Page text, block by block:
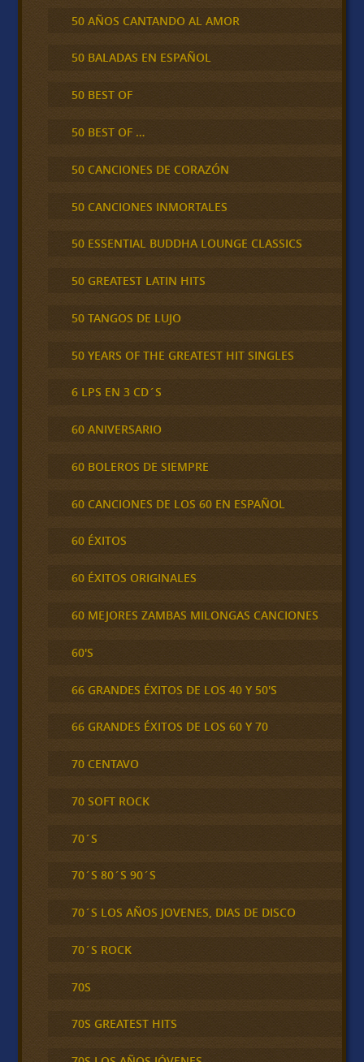
50 AÑOS CANTANDO AL AMOR
50 BALADAS EN ESPAÑOL
50 BEST OF
50 BEST OF …
50 CANCIONES DE CORAZÓN
50 CANCIONES INMORTALES
50 ESSENTIAL BUDDHA LOUNGE CLASSICS
50 GREATEST LATIN HITS
50 TANGOS DE LUJO
50 YEARS OF THE GREATEST HIT SINGLES
6 LPS EN 3 CD´S
60 ANIVERSARIO
60 BOLEROS DE SIEMPRE
60 CANCIONES DE LOS 60 EN ESPAÑOL
60 ÉXITOS
60 ÉXITOS ORIGINALES
60 MEJORES ZAMBAS MILONGAS CANCIONES
60'S
66 GRANDES ÉXITOS DE LOS 40 Y 50'S
66 GRANDES ÉXITOS DE LOS 60 Y 70
70 CENTAVO
70 SOFT ROCK
70´S
70´S 80´S 90´S
70´S LOS AÑOS JOVENES, DIAS DE DISCO
70´S ROCK
70S
70S GREATEST HITS